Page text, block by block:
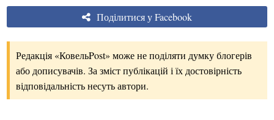
Поділитися у Facebook
Редакція «КовельPost» може не поділяти думку блогерів
або дописувачів. За зміст публікацій і їх достовірність
відповідальність несуть автори.